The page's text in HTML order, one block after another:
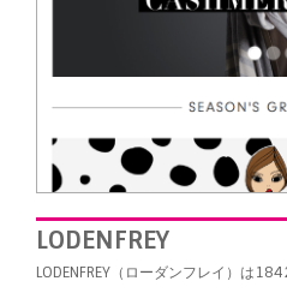
LODENFREY
LODENFREY（ローダンフレイ）は